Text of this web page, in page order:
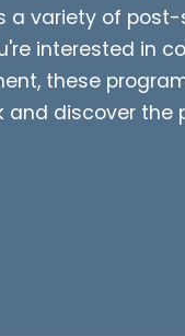
a variety of
interested in
these
and discover